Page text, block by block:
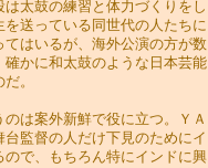
太鼓の練習と体力づくりをし
送っている同世代の人たちに
はいるが、海外公演の方が数
かに和太鼓のような日本芸能
。
は案外新鮮で役に立つ。ＹＡ
監督の人だけ下見のためにイ
で、もちろん特にインドに興